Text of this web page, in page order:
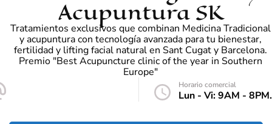
Acupuntura SK
Tratamientos exclusivos que combinan Medicina Tradicional
y acupuntura con tecnología avanzada para tu bienestar,
fertilidad y lifting facial natural en Sant Cugat y Barcelona.
Premio "Best Acupuncture clinic of the year in Southern
Europe"
Horario comercial
Lun - Vi: 9AM - 8PM.